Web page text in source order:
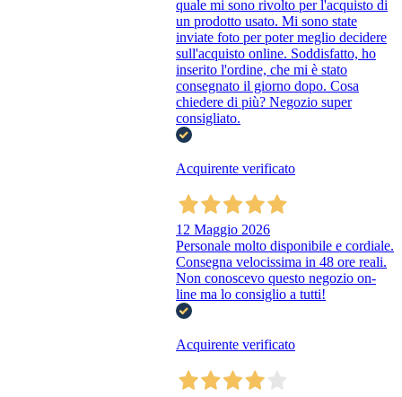
quale mi sono rivolto per l'acquisto di
un prodotto usato. Mi sono state
inviate foto per poter meglio decidere
sull'acquisto online. Soddisfatto, ho
inserito l'ordine, che mi è stato
consegnato il giorno dopo. Cosa
chiedere di più? Negozio super
consigliato.
Acquirente verificato
12 Maggio 2026
Personale molto disponibile e cordiale.
Consegna velocissima in 48 ore reali.
Non conoscevo questo negozio on-
line ma lo consiglio a tutti!
Acquirente verificato